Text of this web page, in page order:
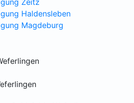
Zeitz
Haldensleben
Magdeburg